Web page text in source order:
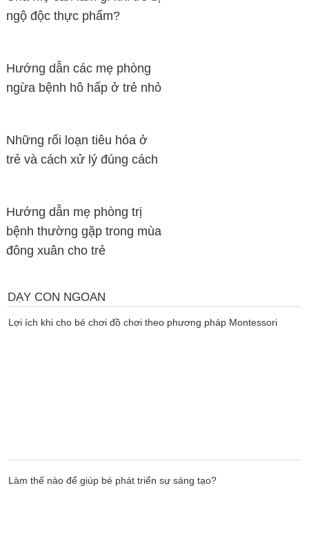
ngộ độc thực phẩm?
Hướng dẫn các mẹ phòng
ngừa bệnh hô hấp ở trẻ nhỏ
Những rối loạn tiêu hóa ở
trẻ và cách xử lý đúng cách
Hướng dẫn mẹ phòng trị
bệnh thường gặp trong mùa
đông xuân cho trẻ
DẠY CON NGOAN
Lợi ích khi cho bé chơi đồ chơi theo phương pháp Montessori
Làm thế nào để giúp bé phát triển sự sáng tạo?